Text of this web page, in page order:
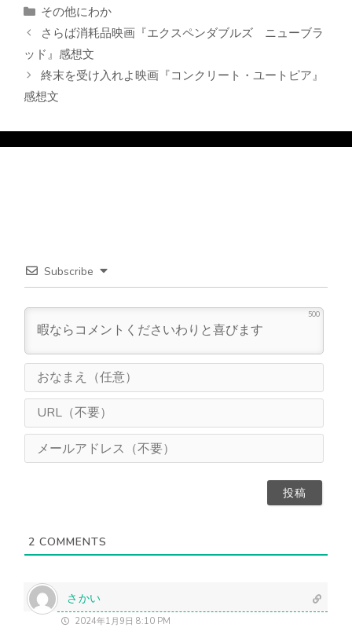
カ
テ
ゴ
リ
ー
その他にわか
さらば消耗品映画『エクスペンダブルズ ニューブラ
ッド』感想文
終末を受け入れよ映画『コンクリート・ユートピア』
感想文
Subscribe
500
ま
（
意
L
（
2 COMMENTS
さかい
2024年1月9日 8:10 PM